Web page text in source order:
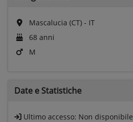
Mascalucia (CT) - IT
68 anni
M
Date e Statistiche
Ultimo accesso: Non disponibile